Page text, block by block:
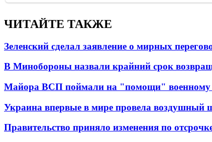
ЧИТАЙТЕ ТАКЖЕ
Зеленский сделал заявление о мирных
В Минобороны назвали крайний срок
Майора ВСП поймали на "помощи"
Украина впервые в мире провела воздушный
Правительство приняло изменения по